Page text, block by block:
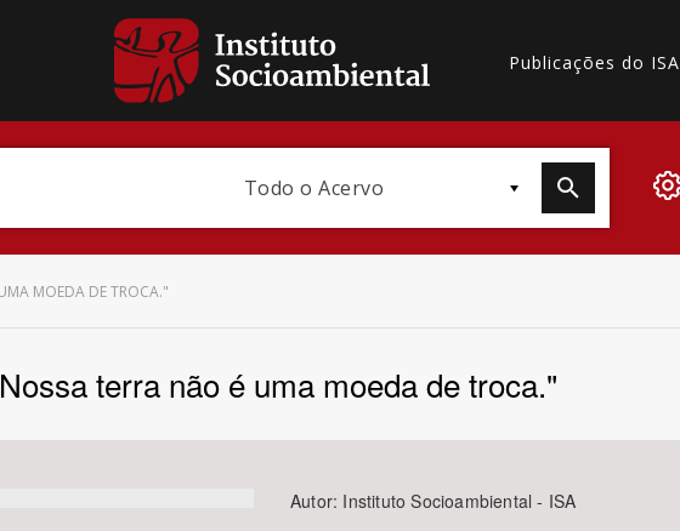
Publicações do ISA
Todo o Acervo
MOEDA DE TROCA."
terra não é uma moeda de troca."
Autor: Instituto Socioambiental - ISA